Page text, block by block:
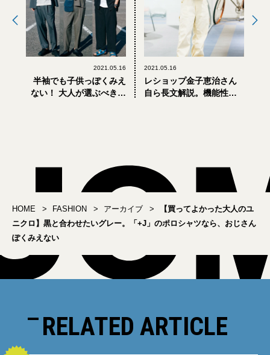
2021.05.16
半袖でも子供っぽくみえ
ない！ 大人が選ぶべきセ
2021.05.16
レショップ金子恵治さん
自ら長文解説。機能性よ
HOME FASHION アーカイブ
【買ってよかった大人のユ
ニクロ】黒と合わせたいグレー。「+J」のポロシャツなら、おじさん
ぽくみえない
RELATED ARTICLE